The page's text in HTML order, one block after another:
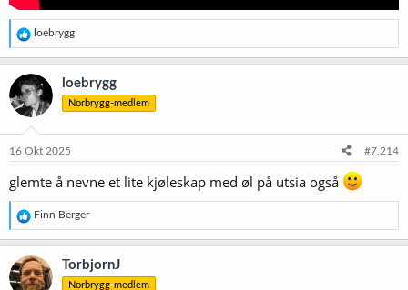
R
e
a
k
s
j
o
e
loebrygg
loebrygg
Norbrygg-medlem
16 Okt 2025 #7.214
glemte å nevne et lite kjøleskap med øl på utsia også
R
e
a
k
s
j
Finn Berger
TorbjornJ
Norbrygg-medlem